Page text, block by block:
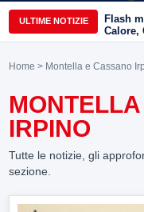
ULTIME NOTIZIE
Flash
Calore,
Home > Montella e Cassano
IRPINO
Tutte le notizie, gli
sezione.